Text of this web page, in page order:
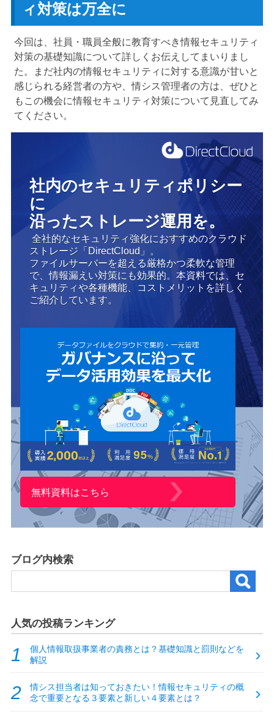
ィ対策は万全に
今回は、社員・職員全般に教育すべき情報セキュリティ
対策の基礎知識について詳しくお伝えしてまいりまし
た。まだ社内の情報セキュリティに対する意識が甘いと
感じられる経営者の方や、情シス管理者の方は、ぜひと
もこの機会に情報セキュリティ対策について見直してみ
てください。
無料資料はこちら
社内のセキュリティポリシー
に
沿ったストレージ運用を。
全社的なセキュリティ強化におすすめのクラウド
ストレージ「DirectCloud」。
ファイルサーバーを超える厳格かつ柔軟な管理
で、情報漏えい対策にも効果的。本資料では、セ
キュリティや各種機能、コストメリットを詳しく
ご紹介しています。
ブログ内検索
人気の投稿ランキング
個人情報取扱事業者の責務とは？基礎知識と罰則などを
解説
情シス担当者は知っておきたい！情報セキュリティの概
念で重要となる３要素と新しい４要素とは？